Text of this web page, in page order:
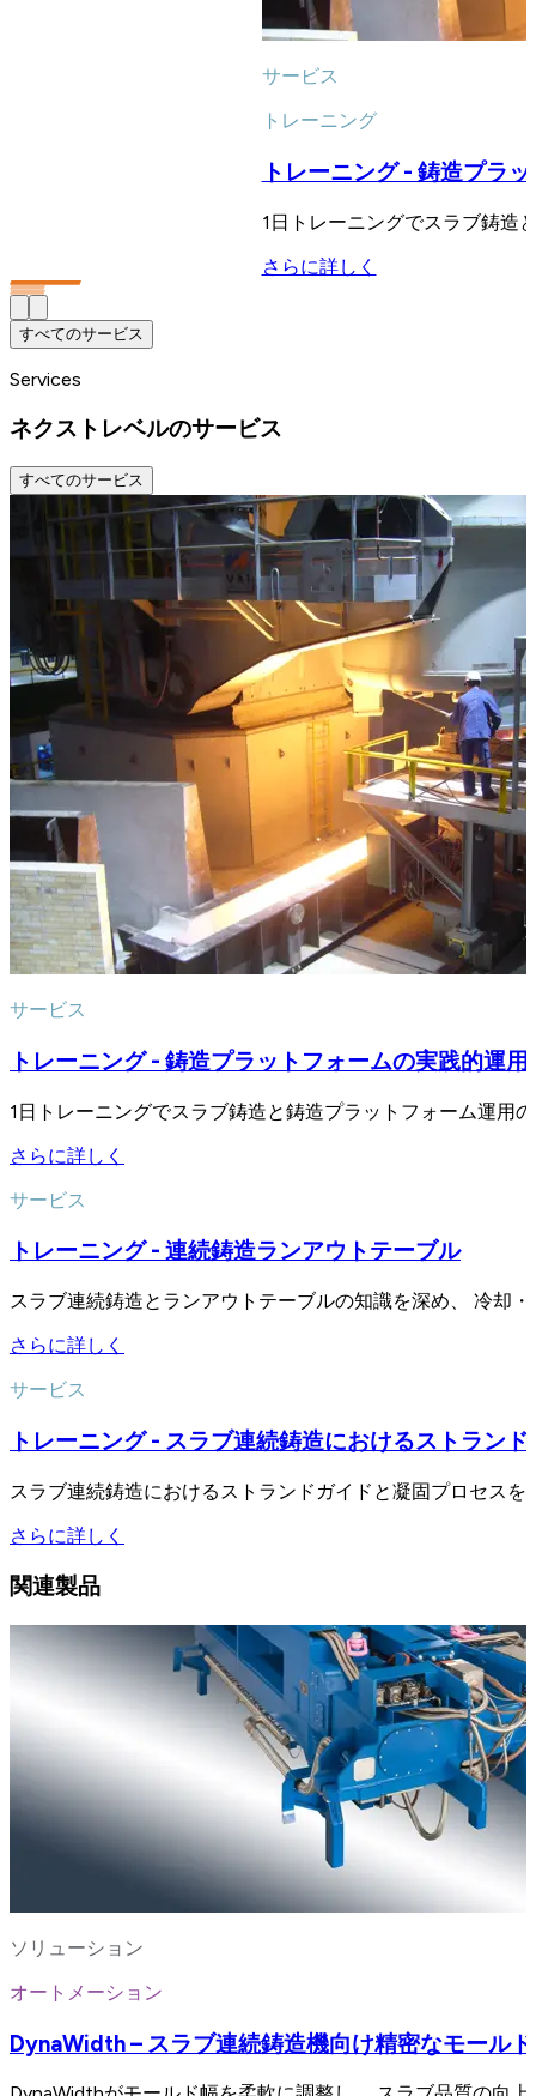
サービス
トレーニング
トレーニング - 鋳造プラ
1日トレーニングでスラブ鋳造
さらに詳しく
すべてのサービス
Services
ネクストレベルのサービス
すべてのサービス
サービス
トレーニング - 鋳造プラットフォームの実践的運用
1日トレーニングでスラブ鋳造と鋳造プラットフォーム運用
さらに詳しく
サービス
トレーニング - 連続鋳造ランアウトテーブル
スラブ連続鋳造とランアウトテーブルの知識を深め、 冷却
さらに詳しく
サービス
トレーニング - スラブ連続鋳造におけるストランド
スラブ連続鋳造におけるストランドガイドと凝固プロセス
さらに詳しく
関連製品
ソリューション
オートメーション
DynaWidth – スラブ連続鋳造機向け精密なモール